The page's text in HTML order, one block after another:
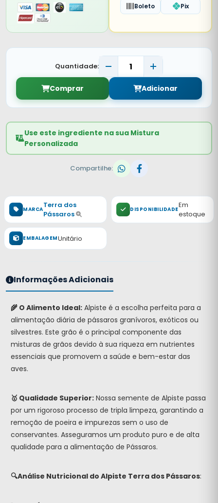
Boleto
Pix
Quantidade:
Comprar Adicionar
Use este ingrediente na sua Mistura
Personalizada
Compartilhe:
MARCATerra dos
Pássaros
DISPONIBILIDADEEm
estoque
EMBALAGEMUnitário
Informações Adicionais
🌾 O Alimento Ideal: Alpiste é a escolha perfeita para a
alimentação diária de pássaros granívoros, exóticos ou
silvestres. Este grão é o principal componente das
misturas de grãos devido à sua riqueza em nutrientes
essenciais que promovem a saúde e bem-estar das
aves.
🥇 Qualidade Superior: Nossa semente de Alpiste passa
por um rigoroso processo de tripla limpeza, garantindo a
remoção de poeira e impurezas sem o uso de
conservantes. Asseguramos um produto puro e de alta
qualidade para a alimentação de Pássaros.
🔍Análise Nutricional do Alpiste Terra dos Pássaros: